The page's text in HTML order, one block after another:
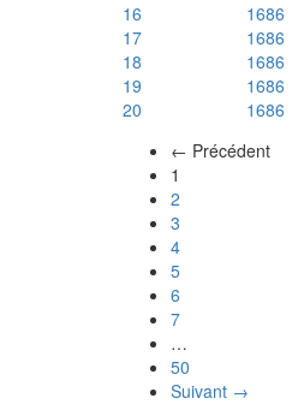
16
1686
17
1686
18
1686
19
1686
20
1686
← Précédent
1
2
3
4
5
6
7
…
50
Suivant →